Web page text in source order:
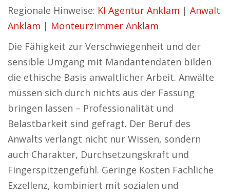
Regionale Hinweise: KI Agentur Anklam | Anwalt
Anklam | Monteurzimmer Anklam
Die Fähigkeit zur Verschwiegenheit und der
sensible Umgang mit Mandantendaten bilden
die ethische Basis anwaltlicher Arbeit. Anwälte
müssen sich durch nichts aus der Fassung
bringen lassen – Professionalität und
Belastbarkeit sind gefragt. Der Beruf des
Anwalts verlangt nicht nur Wissen, sondern
auch Charakter, Durchsetzungskraft und
Fingerspitzengefühl. Geringe Kosten Fachliche
Exzellenz, kombiniert mit sozialen und